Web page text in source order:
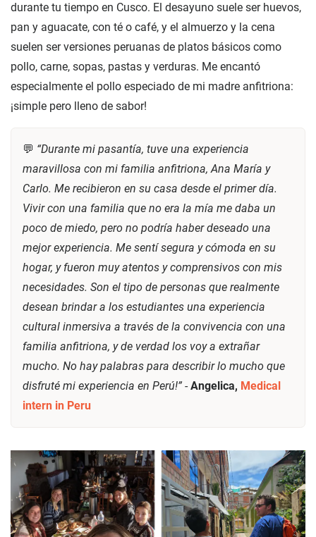
durante tu tiempo en Cusco. El desayuno suele ser huevos,
pan y aguacate, con té o café, y el almuerzo y la cena
suelen ser versiones peruanas de platos básicos como
pollo, carne, sopas, pastas y verduras. Me encantó
especialmente el pollo especiado de mi madre anfitriona:
¡simple pero lleno de sabor!
💬 “Durante mi pasantía, tuve una experiencia
maravillosa con mi familia anfitriona, Ana María y
Carlo. Me recibieron en su casa desde el primer día.
Vivir con una familia que no era la mía me daba un
poco de miedo, pero no podría haber deseado una
mejor experiencia. Me sentí segura y cómoda en su
hogar, y fueron muy atentos y comprensivos con mis
necesidades. Son el tipo de personas que realmente
desean brindar a los estudiantes una experiencia
cultural inmersiva a través de la convivencia con una
familia anfitriona, y de verdad los voy a extrañar
mucho. No hay palabras para describir lo mucho que
disfruté mi experiencia en Perú!” -Angelica, Medical
intern in Peru